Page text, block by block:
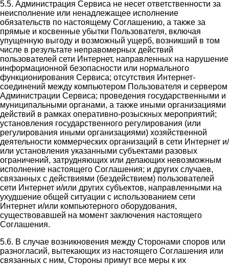
5.5. Администрация Сервиса не несет ответственности за
неисполнение или ненадлежащее исполнение
обязательств по настоящему Соглашению, а также за
прямые и косвенные убытки Пользователя, включая
упущенную выгоду и возможный ущерб, возникший в том
числе в результате неправомерных действий
пользователей сети Интернет, направленных на нарушение
информационной безопасности или нормального
функционирования Сервиса; отсутствия Интернет-
соединений между компьютером Пользователя и сервером
Администрации Сервиса; проведения государственными и
муниципальными органами, а также иными организациями
действий в рамках оперативно-розыскных мероприятий;
установления государственного регулирования (или
регулирования иными организациями) хозяйственной
деятельности коммерческих организаций в сети Интернет и/
или установления указанными субъектами разовых
ограничений, затрудняющих или делающих невозможным
исполнение настоящего Соглашения; и других случаев,
связанных с действиями (бездействием) пользователей
сети Интернет и/или других субъектов, направленными на
ухудшение общей ситуации с использованием сети
Интернет и/или компьютерного оборудования,
существовавшей на момент заключения настоящего
Соглашения.
5.6. В случае возникновения между Сторонами споров или
разногласий, вытекающих из настоящего Соглашения или
связанных с ним, Стороны примут все меры к их